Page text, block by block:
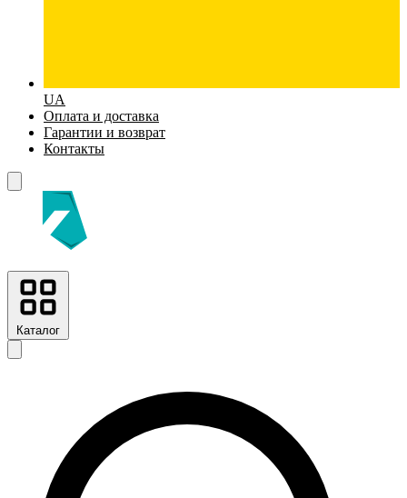
UA
Оплата и доставка
Гарантии и возврат
Контакты
Каталог